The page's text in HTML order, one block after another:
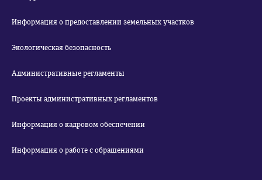
Информация о предоставлении земельных участков
Экологическая безопасность
Административные регламенты
Проекты административных регламентов
Информация о кадровом обеспечении
Информация о работе с обращениями